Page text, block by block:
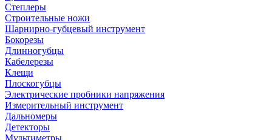
Степлеры
Строительные ножи
Шарнирно-губцевый инструмент
Бокорезы
Длинногубцы
Кабелерезы
Клещи
Плоскогубцы
Электрические пробники напряжения
Измерительный инструмент
Дальномеры
Детекторы
Мультиметры